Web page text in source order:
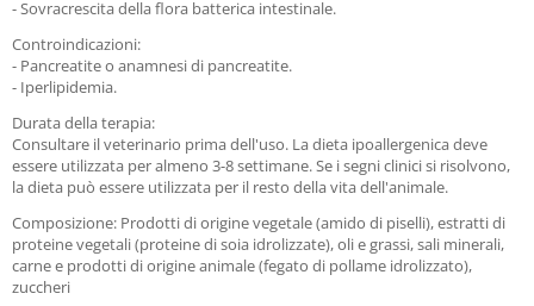
- Sovracrescita della flora batterica intestinale.
Controindicazioni:
- Pancreatite o anamnesi di pancreatite.
- Iperlipidemia.
Durata della terapia:
Consultare il veterinario prima dell'uso. La dieta ipoallergenica deve
essere utilizzata per almeno 3-8 settimane. Se i segni clinici si risolvono,
la dieta può essere utilizzata per il resto della vita dell'animale.
Composizione: Prodotti di origine vegetale (amido di piselli), estratti di
proteine vegetali (proteine di soia idrolizzate), oli e grassi, sali minerali,
carne e prodotti di origine animale (fegato di pollame idrolizzato),
zuccheri